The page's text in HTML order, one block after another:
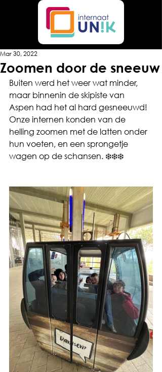
Zoomen door de sneeuw
Mar 30, 2022
Buiten werd het weer wat minder,
maar binnenin de skipiste van
Aspen had het al hard gesneeuwd!
Onze internen konden van de
helling zoomen met de latten onder
hun voeten, en een sprongetje
wagen op de schansen. ❄️❄️❄️